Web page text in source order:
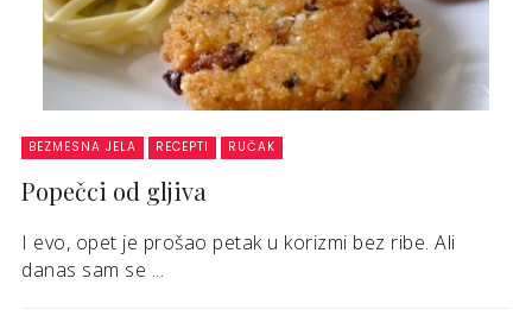
BEZMESNA JELA RECEPTI RUČAK
Popečci od gljiva
I evo, opet je prošao petak u korizmi bez ribe. Ali
danas sam se ...